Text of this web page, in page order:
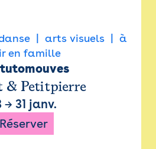
arts visuels
à
en famille
tutomouves
& Petitpierre
→ 31 janv.
Réserver